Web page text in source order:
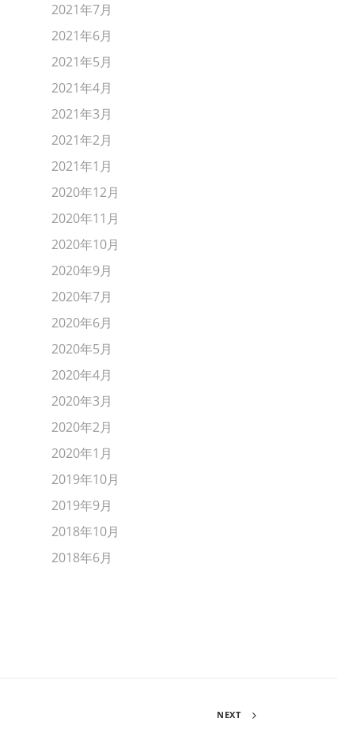
2021年7月
2021年6月
2021年5月
2021年4月
2021年3月
2021年2月
2021年1月
2020年12月
2020年11月
2020年10月
2020年9月
2020年7月
2020年6月
2020年5月
2020年4月
2020年3月
2020年2月
2020年1月
2019年10月
2019年9月
2018年10月
2018年6月
NEXT